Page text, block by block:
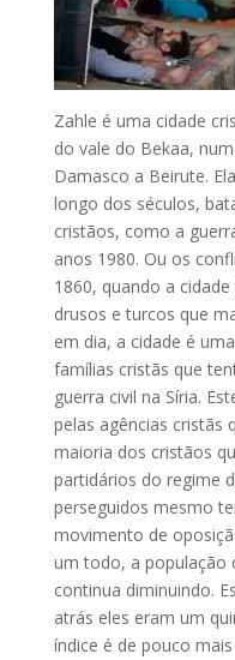
Zahle é uma cidade
do vale do Bekaa,
Damasco a Beirute.
longo dos séculos,
cristãos, como a
anos 1980. Ou os
1860, quando a
drusos e turcos que
em dia, a cidade é
famílias cristãs que
guerra civil na Síria.
pelas agências cristãs
maioria dos cristãos
partidários do regime
perseguidos mesmo
movimento de
um todo, a população
continua diminuindo.
atrás eles eram um
índice é de pouco